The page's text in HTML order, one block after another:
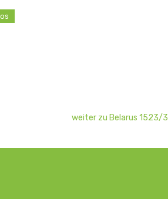
weiter zu Belarus 1523/3